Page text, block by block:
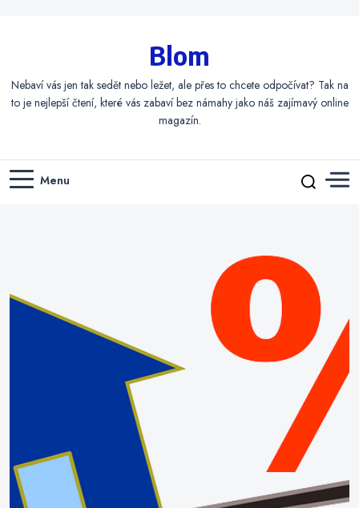
Blom
Nebaví vás jen tak sedět nebo ležet, ale přes to chcete odpočívat? Tak na
to je nejlepší čtení, které vás zabaví bez námahy jako náš zajímavý online
magazín.
Menu